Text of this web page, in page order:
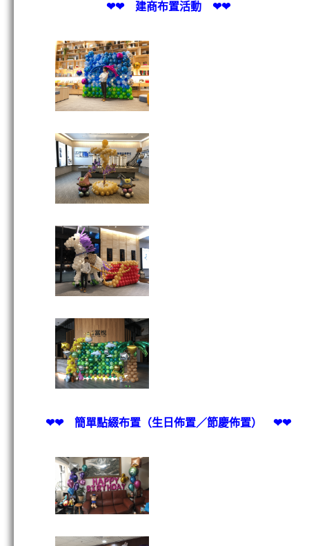
❤❤ 建商布置活動 ❤❤
❤❤ 簡單點綴布置（生日佈置／節慶佈置） ❤❤